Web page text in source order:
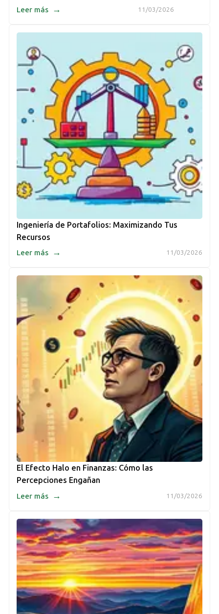
11/03/2026
Leer más →
Ingeniería de Portafolios: Maximizando Tus
Recursos
11/03/2026
Leer más →
El Efecto Halo en Finanzas: Cómo las
Percepciones Engañan
11/03/2026
Leer más →